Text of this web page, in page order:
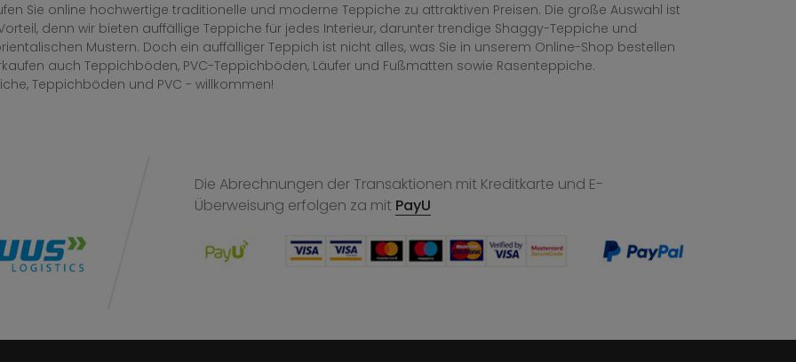
Sie online hochwertige traditionelle und moderne Teppiche zu attraktiven Preisen. Die große Auswahl ist
denn wir bieten auffällige Teppiche für jedes Interieur, darunter trendige Shaggy-Teppiche und
Mustern. Doch ein auffälliger Teppich ist nicht alles, was Sie in unserem Online-Shop bestellen
auch Teppichböden, PVC-Teppichböden, Läufer und Fußmatten sowie Rasenteppiche.
Teppichböden und PVC - willkommen!
Die Abrechnungen der Transaktionen mit Kreditkarte und E-
Überweisung erfolgen za mit PayU